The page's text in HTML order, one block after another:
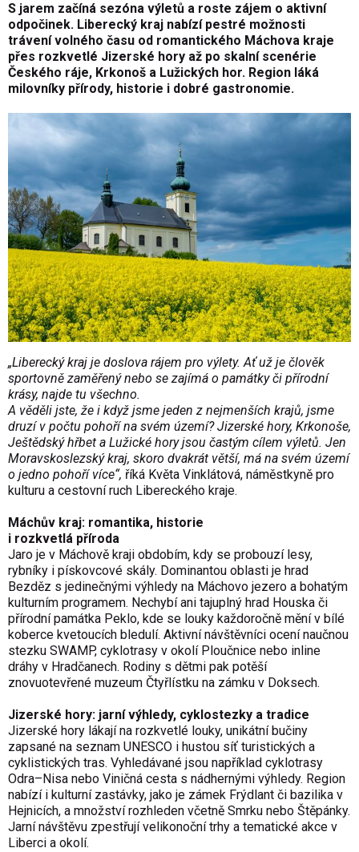
S jarem začíná sezóna výletů a roste zájem o aktivní
odpočinek. Liberecký kraj nabízí pestré možnosti
trávení volného času od romantického Máchova kraje
přes rozkvetlé Jizerské hory až po skalní scenérie
Českého ráje, Krkonoš a Lužických hor. Region láká
milovníky přírody, historie i dobré gastronomie.
„Liberecký kraj je doslova rájem pro výlety. Ať už je člověk
sportovně zaměřený nebo se zajímá o památky či přírodní
krásy, najde tu všechno.
A věděli jste, že i když jsme jeden z nejmenších krajů, jsme
druzí v počtu pohoří na svém území? Jizerské hory, Krkonoše,
Ještědský hřbet a Lužické hory jsou častým cílem výletů. Jen
Moravskoslezský kraj, skoro dvakrát větší, má na svém území
o jedno pohoří více“, říká Květa Vinklátová, náměstkyně pro
kulturu a cestovní ruch Libereckého kraje.
Máchův kraj: romantika, historie
i rozkvetlá příroda
Jaro je v Máchově kraji obdobím, kdy se probouzí lesy,
rybníky i pískovcové skály. Dominantou oblasti je hrad
Bezděz s jedinečnými výhledy na Máchovo jezero a bohatým
kulturním programem. Nechybí ani tajuplný hrad Houska či
přírodní památka Peklo, kde se louky každoročně mění v bílé
koberce kvetoucích bledulí. Aktivní návštěvníci ocení naučnou
stezku SWAMP, cyklotrasy v okolí Ploučnice nebo inline
dráhy v Hradčanech. Rodiny s dětmi pak potěší
znovuotevřené muzeum Čtyřlístku na zámku v Doksech.
Jizerské hory: jarní výhledy, cyklostezky a tradice
Jizerské hory lákají na rozkvetlé louky, unikátní bučiny
zapsané na seznam UNESCO i hustou síť turistických a
cyklistických tras. Vyhledávané jsou například cyklotrasy
Odra–Nisa nebo Viničná cesta s nádhernými výhledy. Region
nabízí i kulturní zastávky, jako je zámek Frýdlant či bazilika v
Hejnicích, a množství rozhleden včetně Smrku nebo Štěpánky.
Jarní návštěvu zpestřují velikonoční trhy a tematické akce v
Liberci a okolí.